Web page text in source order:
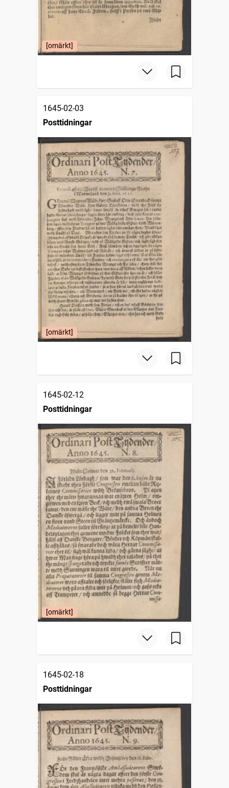
[omärkt]
1645-02-03
Posttidningar
[omärkt]
1645-02-12
Posttidningar
[omärkt]
1645-02-18
Posttidningar